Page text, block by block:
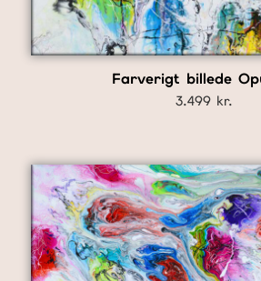
Farverigt billede
3.499 kr.